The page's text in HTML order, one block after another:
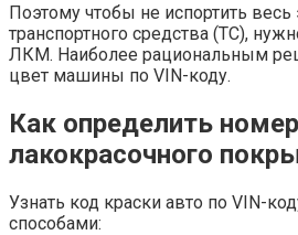
Поэтому чтобы не испортить весь
транспортного средства (ТС),
ЛКМ. Наиболее рациональным
цвет машины по VIN-коду.
Как определить номер
лакокрасочного
Узнать код краски авто по VIN-
способами: